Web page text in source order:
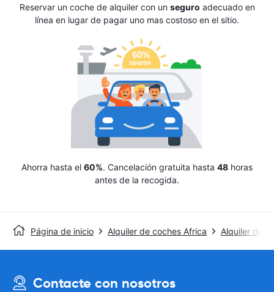
Reservar un coche de alquiler con un seguro adecuado en
línea en lugar de pagar uno mas costoso en el sitio.
Ahorra hasta el 60%. Cancelación gratuita hasta 48 horas
antes de la recogida.
Página de inicio Alquiler de coches Africa Alquiler de
Contacte con nosotros